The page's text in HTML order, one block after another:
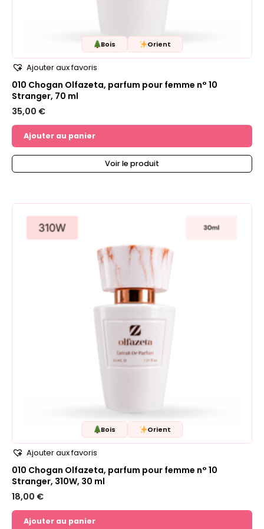
Bois Orient
Ajouter aux favoris
010 Chogan Olfazeta, parfum pour femme n° 10
Stranger, 70 ml
35,00 €
Ajouter au panier
Voir le produit
Bois Orient
Ajouter aux favoris
010 Chogan Olfazeta, parfum pour femme n° 10
Stranger, 310W, 30 ml
18,00 €
Ajouter au panier